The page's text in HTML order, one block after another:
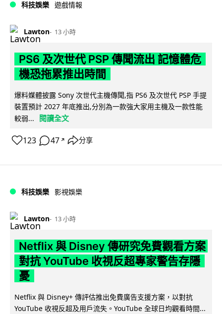
科技娛樂 遊戲情報
Lawton 13 小時
PS6 及次世代 PSP 傳聞流出 記憶體危
機恐拖累推出時間
爆料媒體披露 Sony 次世代主機傳聞,指 PS6 及次世代 PSP 手提
裝置預計 2027 年底推出,分別為一款強大家用主機及一款性能
較弱...
閱讀全文
123 47 ↗ 分享
科技娛樂 影視娛樂
Lawton 13 小時
Netflix 與 Disney 傳研究免費觀看方案
對抗 YouTube 收視反超專家警告存隱
憂
Netflix 與 Disney+ 傳評估推出免費廣告支援方案，以對抗
YouTube 收視反超及用戶流失。YouTube 全球日均觀看時間...